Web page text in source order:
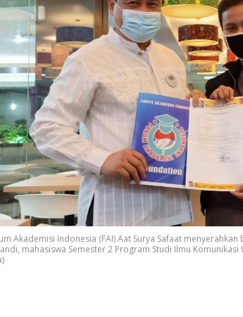
Akademisi Indonesia (FAI) Aat Surya Safaat
mahasiswa Semester 2 Program Studi Ilmu Komunikasi